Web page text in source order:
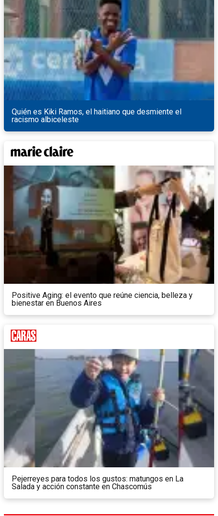
Quién es Kiki Ramos, el haitiano que desmiente el
racismo albiceleste
Positive Aging: el evento que reúne ciencia, belleza y
bienestar en Buenos Aires
Pejerreyes para todos los gustos: matungos en La
Salada y acción constante en Chascomús